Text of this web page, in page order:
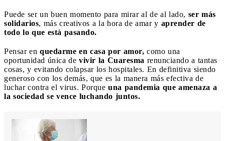
Puede ser un buen momento para mirar al de al lado, ser más
solidarios, más creativos a la hora de amar y aprender de
todo lo que está pasando.
Pensar en quedarme en casa por amor, como una
oportunidad única de vivir la Cuaresma renunciando a tantas
cosas, y evitando colapsar los hospitales. En definitiva siendo
generoso con los demás, que es la manera más efectiva de
luchar contra el virus. Porque una pandemia que amenaza a
la sociedad se vence luchando juntos.